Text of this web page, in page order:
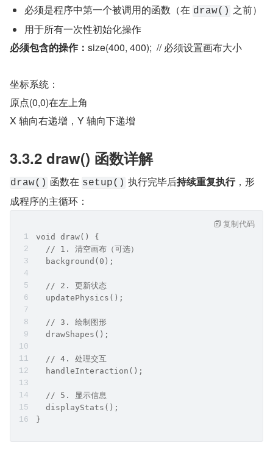
必须是程序中第一个被调用的函数（在 draw() 之前）
用于所有一次性初始化操作
必须包含的操作： size(400, 400);  // 必须设置画布大小
坐标系统：
原点(0,0)在左上角
X 轴向右递增，Y 轴向下递增
3.3.2 draw() 函数详解
draw() 函数在 setup() 执行完毕后持续重复执行，形
成程序的主循环：
void draw() {
  // 1. 清空画布（可选）
  background(0);
  // 2. 更新状态
  updatePhysics();
  // 3. 绘制图形
  drawShapes();
  // 4. 处理交互
  handleInteraction();
  // 5. 显示信息
  displayStats();
}
复制代码